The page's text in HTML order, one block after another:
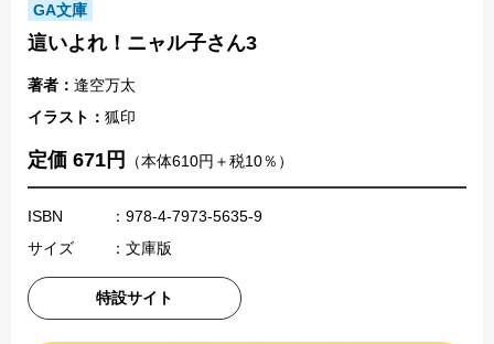
GA文庫
這いよれ！ニャル子さん3
著者： 逢空万太
イラスト： 狐印
定価 671円 （本体610円＋税10％）
ISBN
：978-4-7973-5635-9
サイズ
：文庫版
特設サイト